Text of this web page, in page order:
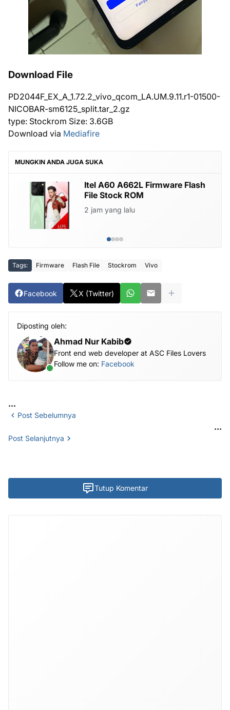
Download File
PD2044F_EX_A_1.72.2_vivo_qcom_LA.UM.9.11.r1-01500-
NICOBAR-sm6125_split.tar_2.gz
type: Stockrom Size: 3.6GB
Download via Mediafire
MUNGKIN ANDA JUGA SUKA
Itel A60 A662L Firmware Flash
File Stock ROM
2 jam yang lalu
Tags: Firmware Flash File Stockrom Vivo
Facebook X (Twitter)
Diposting oleh:
Ahmad Nur Kabib
Front end web developer at ASC Files Lovers
Follow me on: Facebook
...
Post Sebelumnya
...
Post Selanjutnya
Tutup Komentar